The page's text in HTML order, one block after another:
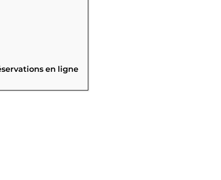
en ligne